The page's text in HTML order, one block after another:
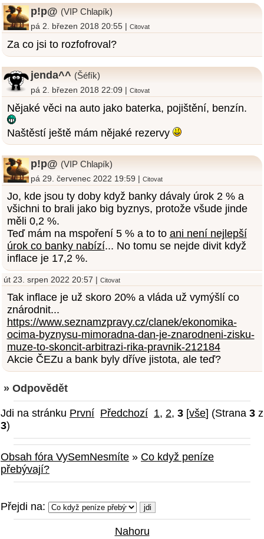
p!p@ (VIP Chlapík)
pá 2. březen 2018 20:55 |Citovat
Za co jsi to rozfofroval?
jenda^^ (Šéfík)
pá 2. březen 2018 22:09 |Citovat
Nějaké věci na auto jako baterka, pojištění, benzín.
Naštěstí ještě mám nějaké rezervy
p!p@ (VIP Chlapík)
pá 29. červenec 2022 19:59 |Citovat
Jo, kde jsou ty doby když banky dávaly úrok 2 % a
všichni to brali jako big byznys, protože všude jinde
měli 0,2 %.
Teď mám na mspoření 5 % a to to ani není nejlepší
úrok co banky nabízí... No tomu se nejde divit když
inflace je 17,2 %.
út 23. srpen 2022 20:57 | Citovat
Tak inflace je už skoro 20% a vláda už vymýšlí co
znárodnit...
https://www.seznamzpravy.cz/clanek/ekonomika-
ocima-byznysu-mimoradna-dan-je-znarodneni-zisku-
muze-to-skoncit-arbitrazi-rika-pravnik-212184
Akcie ČEZu a bank byly dříve jistota, ale teď?
» Odpovědět
Jdi na stránku První Předchozí 1, 2, 3 [vše] (Strana 3 z
3)
Obsah fóra VySemNesmíte » Co když peníze
přebývají?
Přejdi na:
Nahoru